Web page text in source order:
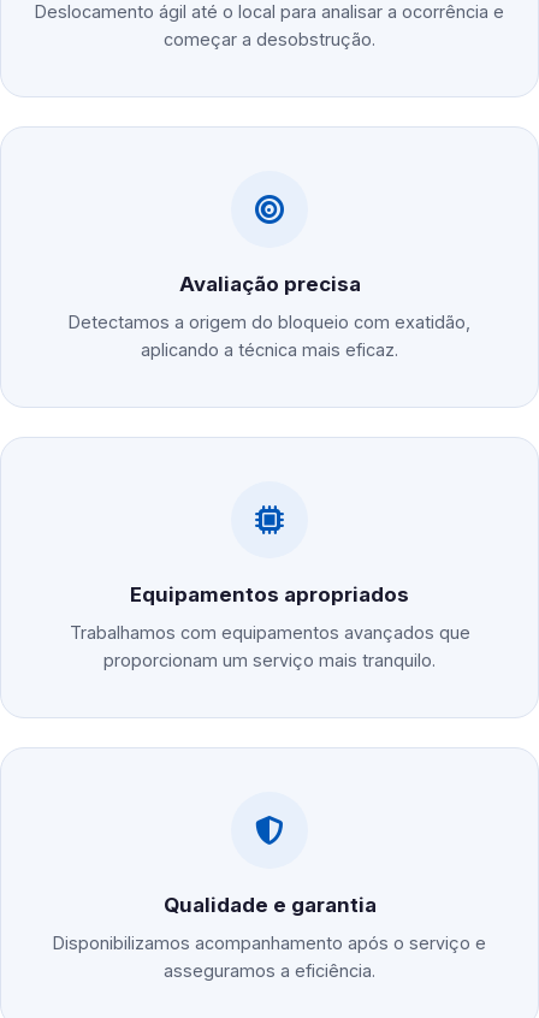
Deslocamento ágil até o local para analisar a ocorrência e
começar a desobstrução.
Avaliação precisa
Detectamos a origem do bloqueio com exatidão,
aplicando a técnica mais eficaz.
Equipamentos apropriados
Trabalhamos com equipamentos avançados que
proporcionam um serviço mais tranquilo.
Qualidade e garantia
Disponibilizamos acompanhamento após o serviço e
asseguramos a eficiência.